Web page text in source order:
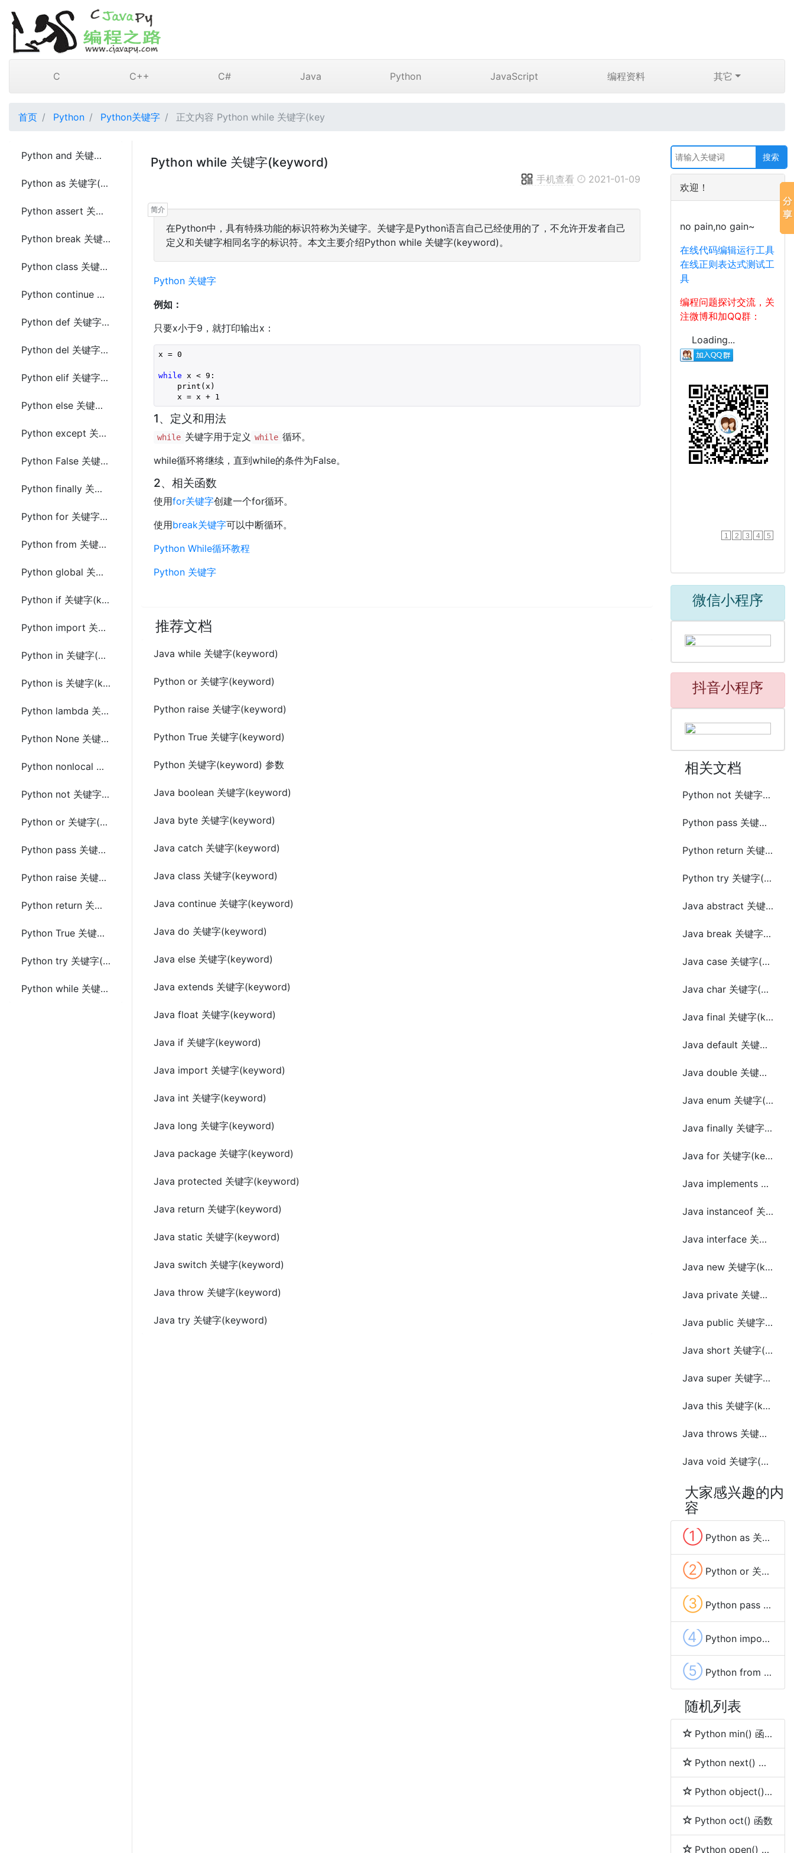
C C++ C# Java Python JavaScript 编程资料 其它
首页 Python Python关键字 正文内容 Python while 关键字(key
Python and 关键字(keyword)
Python as 关键字(keyword)
Python assert 关键字(keyword)
Python break 关键字(keyword)
Python class 关键字(keyword)
Python continue 关键字(keyword)
Python def 关键字(keyword)
Python del 关键字(keyword)
Python elif 关键字(keyword)
Python else 关键字(keyword)
Python except 关键字(keyword)
Python False 关键字(keyword)
Python finally 关键字(keyword)
Python for 关键字(keyword)
Python from 关键字(keyword)
Python global 关键字(keyword)
Python if 关键字(keyword)
Python import 关键字(keyword)
Python in 关键字(keyword)
Python is 关键字(keyword)
Python lambda 关键字(keyword)
Python None 关键字(keyword)
Python nonlocal 关键字(keyword)
Python not 关键字(keyword)
Python or 关键字(keyword)
Python pass 关键字(keyword)
Python raise 关键字(keyword)
Python return 关键字(keyword)
Python True 关键字(keyword)
Python try 关键字(keyword)
Python while 关键字(keyword)
Python while 关键字(keyword)
手机查看 2021-01-09
在Python中，具有特殊功能的标识符称为关键字。关键字是Python语言自己已经使用的了，不允许开发者自己
定义和关键字相同名字的标识符。本文主要介绍Python while 关键字(keyword)。
Python 关键字
例如：
只要x小于9，就打印输出x：
x = 0
while x < 9 :
    print(x)
    x = x +
1
1、定义和用法
while 关键字用于定义 while 循环。
while循环将继续，直到while的条件为False。
2、相关函数
使用for关键字创建一个for循环。
使用break关键字可以中断循环。
Python While循环教程
Python 关键字
推荐文档
Java while 关键字(keyword)
Python or 关键字(keyword)
Python raise 关键字(keyword)
Python True 关键字(keyword)
Python 关键字(keyword) 参数
Java boolean 关键字(keyword)
Java byte 关键字(keyword)
Java catch 关键字(keyword)
Java class 关键字(keyword)
Java continue 关键字(keyword)
Java do 关键字(keyword)
Java else 关键字(keyword)
Java extends 关键字(keyword)
Java float 关键字(keyword)
Java if 关键字(keyword)
Java import 关键字(keyword)
Java int 关键字(keyword)
Java long 关键字(keyword)
Java package 关键字(keyword)
Java protected 关键字(keyword)
Java return 关键字(keyword)
Java static 关键字(keyword)
Java switch 关键字(keyword)
Java throw 关键字(keyword)
Java try 关键字(keyword)
欢迎！
no pain,no gain~
在线代码编辑运行工具
在线正则表达式测试工
具
编程问题探讨交流，关
注微博和加QQ群：
Loading...
1 2 3 4 5
微信小程序
抖音小程序
相关文档
Python not 关键字(keyword)
Python pass 关键字(keyword)
Python return 关键字(keyword)
Python try 关键字(keyword)
Java abstract 关键字(keyword)
Java break 关键字(keyword)
Java case 关键字(keyword)
Java char 关键字(keyword)
Java final 关键字(keyword)
Java default 关键字(keyword)
Java double 关键字(keyword)
Java enum 关键字(keyword)
Java finally 关键字(keyword)
Java for 关键字(keyword)
Java implements 关键字(keyword)
Java instanceof 关键字(keyword)
Java interface 关键字(keyword)
Java new 关键字(keyword)
Java private 关键字(keyword)
Java public 关键字(keyword)
Java short 关键字(keyword)
Java super 关键字(keyword)
Java this 关键字(keyword)
Java throws 关键字(keyword)
Java void 关键字(keyword)
大家感兴趣的内
容
① Python as 关键字(keyword)
② Python or 关键字(keyword)
③ Python pass 关键字(keyword)
④ Python import 关键字(keyword)
⑤ Python from 关键字(keyword)
随机列表
Python min() 函数
Python next() 函数
Python object() 函数
Python oct() 函数
Python open() 函数